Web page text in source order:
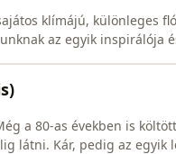
klímájú, különleges
az egyik inspirálója
a 80-as években is
látni. Kár, pedig az egyik